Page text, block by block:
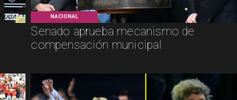
NACIONAL
Senado aprueba mecanismo de
compensación municipal